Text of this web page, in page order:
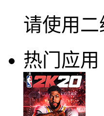
请使用
热门应用